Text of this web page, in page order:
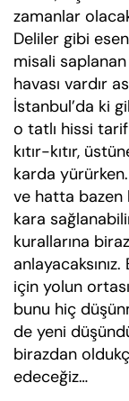
zamanlar
Deliler gibi
misali
havası vardır
İstanbul’da ki
o tatlı hissi
kıtır-kıtır,
karda
ve hatta bazen
kara
kurallarına
için yolun
bunu hiç
de yeni
birazdan
edeceğiz…